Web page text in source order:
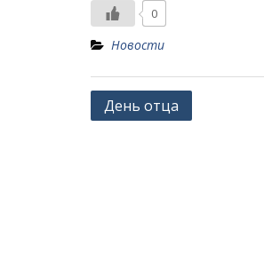
0
Новости
Навигация
День отца